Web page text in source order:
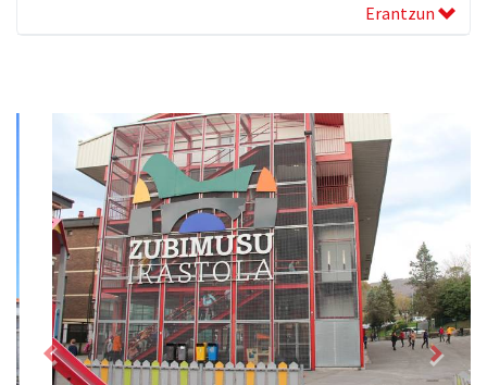
Erantzun
Previous Next